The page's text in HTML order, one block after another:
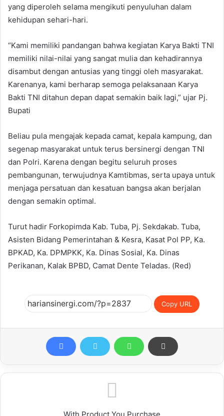
yang diperoleh selama mengikuti penyuluhan dalam
kehidupan sehari-hari.
“Kami memiliki pandangan bahwa kegiatan Karya Bakti TNI
memiliki nilai-nilai yang sangat mulia dan kehadirannya
disambut dengan antusias yang tinggi oleh masyarakat.
Karenanya, kami berharap semoga pelaksanaan Karya
Bakti TNI ditahun depan dapat semakin baik lagi,” ujar Pj.
Bupati
Beliau pula mengajak kepada camat, kepala kampung, dan
segenap masyarakat untuk terus bersinergi dengan TNI
dan Polri. Karena dengan begitu seluruh proses
pembangunan, terwujudnya Kamtibmas, serta upaya untuk
menjaga persatuan dan kesatuan bangsa akan berjalan
dengan semakin optimal.
Turut hadir Forkopimda Kab. Tuba, Pj. Sekdakab. Tuba,
Asisten Bidang Pemerintahan & Kesra, Kasat Pol PP, Ka.
BPKAD, Ka. DPMPKK, Ka. Dinas Sosial, Ka. Dinas
Perikanan, Kalak BPBD, Camat Dente Teladas. (Red)
Copy URL